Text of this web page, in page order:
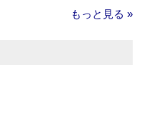
もっと見る »